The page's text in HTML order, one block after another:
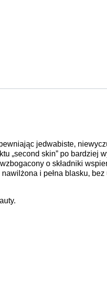
jedwabiste,
„second skin” po bardziej
o składniki
i pełna blasku,